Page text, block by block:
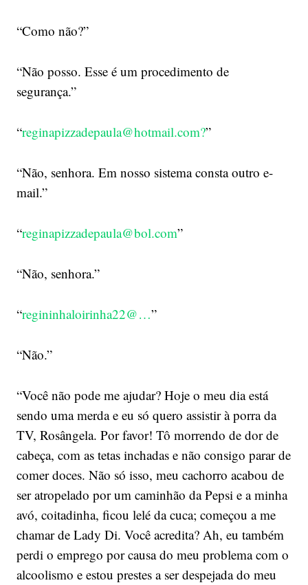
“Como não?”
“Não posso. Esse é um procedimento de
segurança.”
“reginapizzadepaula@hotmail.com?”
“Não, senhora. Em nosso sistema consta outro e-
mail.”
“reginapizzadepaula@bol.com”
“Não, senhora.”
“regininhaloirinha22@…”
“Não.”
“Você não pode me ajudar? Hoje o meu dia está
sendo uma merda e eu só quero assistir à porra da
TV, Rosângela. Por favor! Tô morrendo de dor de
cabeça, com as tetas inchadas e não consigo parar de
comer doces. Não só isso, meu cachorro acabou de
ser atropelado por um caminhão da Pepsi e a minha
avó, coitadinha, ficou lelé da cuca; começou a me
chamar de Lady Di. Você acredita? Ah, eu também
perdi o emprego por causa do meu problema com o
alcoolismo e estou prestes a ser despejada do meu